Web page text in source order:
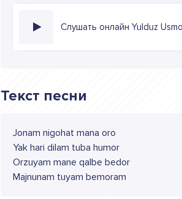
Слушать онлайн Yulduz
Текст песни
Jonam nigohat mana oro
Yak hari dilam tuba humor
Orzuyam mane qalbe bedor
Majnunam tuyam bemoram